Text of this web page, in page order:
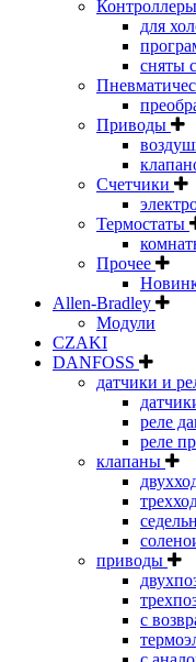
Контроллеры
для
сняты
Приводы
Счетчики
Термостаты
Прочее
Allen-Bradley
Модули
CZAKI
DANFOSS
датчики и
реле
реле
клапаны
приводы
с